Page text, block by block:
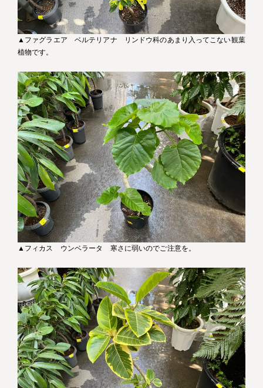
▲ファグラエア ベルテリアナ リンドウ科のあまり入ってこない観葉
植物です。
▲フィカス ウンベラータ 寒さに弱いのでご注意を。